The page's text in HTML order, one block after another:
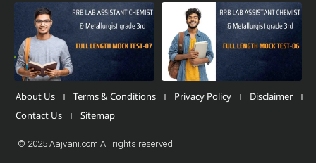
About Us Terms & Conditions Privacy Policy
Disclaimer
Contact Us
Sitemap
© 2025 Aajvani.com All rights reserved.